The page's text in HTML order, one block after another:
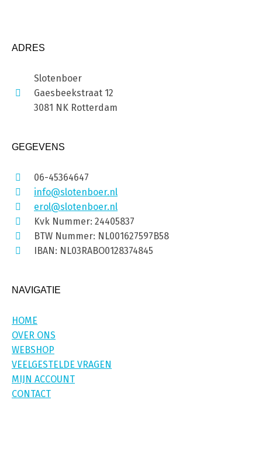
ADRES
Slotenboer
Gaesbeekstraat 12
3081 NK Rotterdam
GEGEVENS
06-45364647
info@slotenboer.nl
erol@slotenboer.nl
Kvk Nummer: 24405837
BTW Nummer: NL001627597B58
IBAN: NL03RABO0128374845
NAVIGATIE
HOME
OVER ONS
WEBSHOP
VEELGESTELDE VRAGEN
MIJN ACCOUNT
CONTACT